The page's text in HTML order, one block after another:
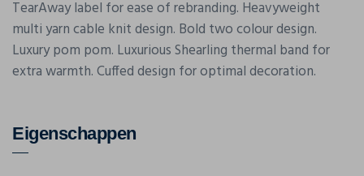
TearAway label for ease of rebranding. Heavyweight
multi yarn cable knit design. Bold two colour design.
Luxury pom pom. Luxurious Shearling thermal band for
extra warmth. Cuffed design for optimal decoration.
Eigenschappen